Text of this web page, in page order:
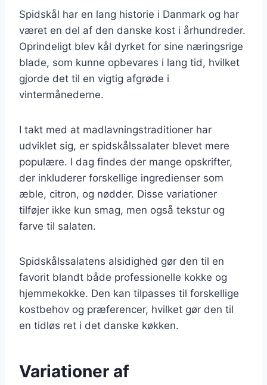
Spidskål har en lang historie i Danmark og har
været en del af den danske kost i århundreder.
Oprindeligt blev kål dyrket for sine næringsrige
blade, som kunne opbevares i lang tid, hvilket
gjorde det til en vigtig afgrøde i
vintermånederne.
I takt med at madlavningstraditioner har
udviklet sig, er spidskålssalater blevet mere
populære. I dag findes der mange opskrifter,
der inkluderer forskellige ingredienser som
æble, citron, og nødder. Disse variationer
tilføjer ikke kun smag, men også tekstur og
farve til salaten.
Spidskålssalatens alsidighed gør den til en
favorit blandt både professionelle kokke og
hjemmekokke. Den kan tilpasses til forskellige
kostbehov og præferencer, hvilket gør den til
en tidløs ret i det danske køkken.
Variationer af